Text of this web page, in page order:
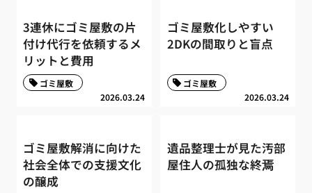
3連休にゴミ屋敷の片
付け代行を依頼するメ
リットと費用
2026.03.24
ゴミ屋敷
ゴミ屋敷化しやすい
2DKの間取りと盲点
2026.03.24
ゴミ屋敷
ゴミ屋敷解消に向けた
社会全体での支援文化
の醸成
遺品整理士が見た汚部
屋住人の孤独な終焉